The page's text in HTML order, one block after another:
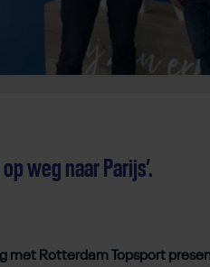
op weg naar Parijs’.
met Rotterdam Topsport